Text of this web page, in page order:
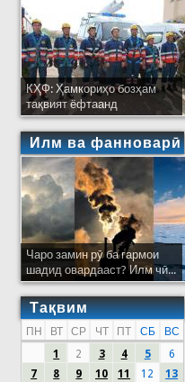
КҲФ: Ҳамкориҳо бозҳам
тақвият ёфтаанд
Илм ва фанноварӣ
Чаро замин рӯ ба гармои
шадид овардааст? Илм чӣ...
Тақвим
ПН ВТ СР ЧТ ПТ СБ
ВС
1
2 3 4 5
6
7
8 9 10 11 12
13